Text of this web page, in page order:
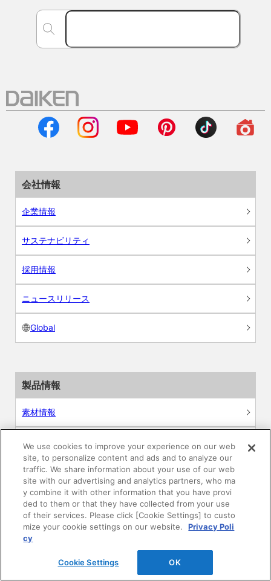
会社情報
企業情報
サステナビリティ
採用情報
ニュースリリース
Global
製品情報
素材情報
建材製品情報 総合TOP
住宅向け
公共・商業施設向け
リフォーム
エンジニアリング情報
We use cookies to improve your experience on our web
site, to personalize content and ads and to analyze our
traffic. We share information about your use of our web
site with our advertising and analytics partners, who ma
y combine it with other information that you have provi
ded to them or that they have collected from your use
of their services. Please click [Cookie Settings] to custo
mize your cookie settings on our website.
Privacy Poli
cy
Cookie Settings OK